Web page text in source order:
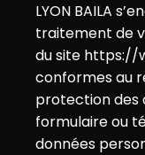
LYON BAILA
traitement de
du site https://
conformes au
protection des
formulaire ou
données